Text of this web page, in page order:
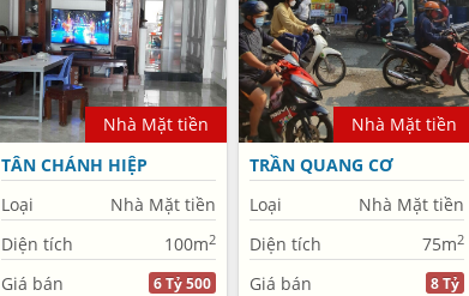
Nhà Mặt tiền
TÂN CHÁNH HIỆP
Loại
Nhà Mặt tiền
Diện tích
100m2
Giá bán 6 Tỷ 500
Nhà Mặt tiền
TRẦN QUANG CƠ
Loại
Nhà Mặt tiền
Diện tích
75m2
Giá bán 8 Tỷ